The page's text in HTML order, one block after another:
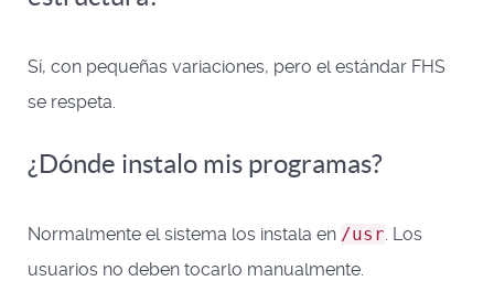
Sí, con pequeñas variaciones, pero el estándar FHS
se respeta.
¿Dónde instalo mis programas?
Normalmente el sistema los instala en /usr. Los
usuarios no deben tocarlo manualmente.